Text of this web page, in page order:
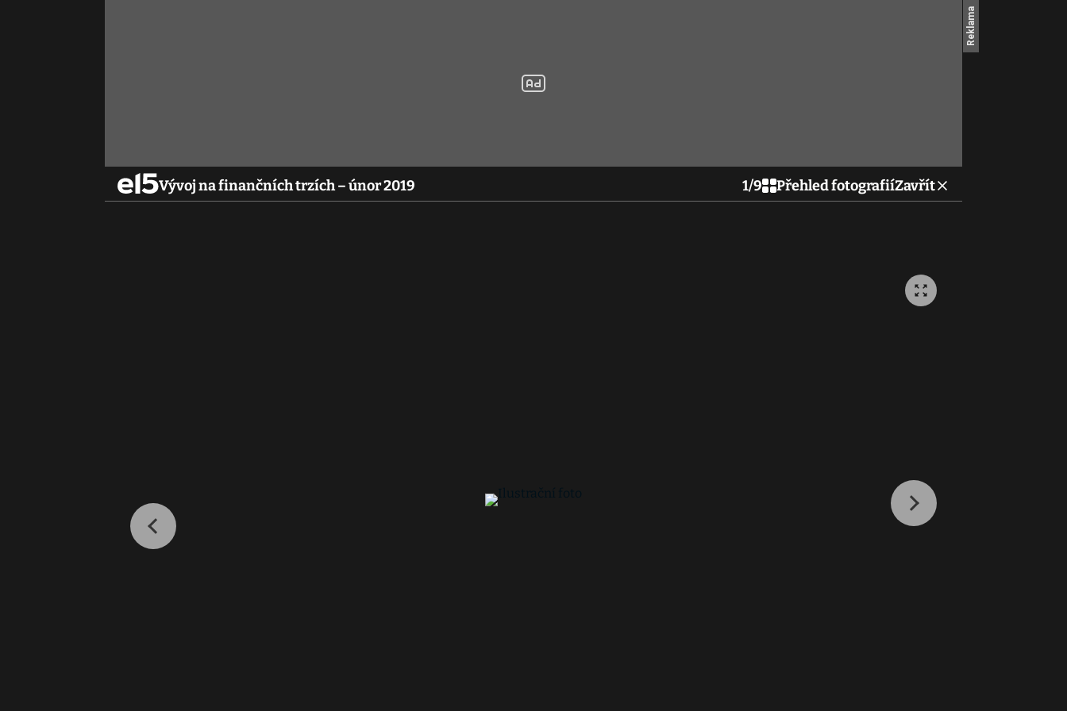
Vývoj na finančních trzích – únor 2019 1/9 Přehled fotografiíZavřít